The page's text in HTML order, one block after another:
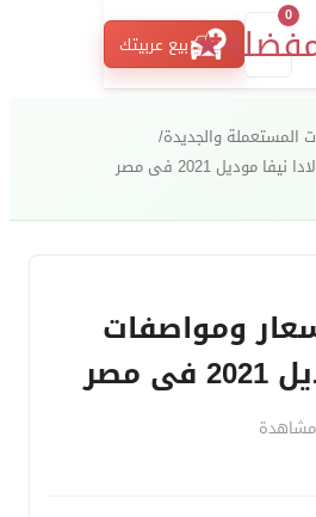
0
★ بيع عربيتك
المستعملة والجديدة/
2021 فى مصر
ومواصفات
مصر
مشاهدة